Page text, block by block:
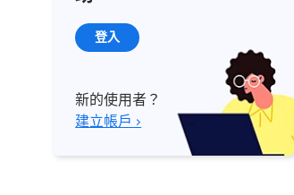
登入
新的使用者？
建立帳戶 ›